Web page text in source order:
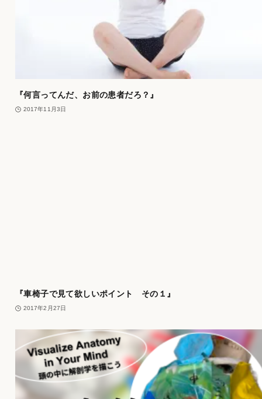
『何言ってんだ、お前の患者だろ？』
2017年11月3日
『車椅子で見て欲しいポイント その１』
2017年2月27日